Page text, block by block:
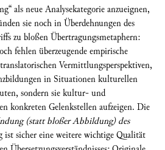
als neue Analysekategorie anzueignen,
sie noch in Überdehnungen des
zu bloßen Übertragungsmetaphern:
fehlen überzeugende empirische
Vermittlungsperspektiven,
in Situationen kulturellen
sondern sie kultur- und
konkreten Gelenkstellen aufzeigen. Die
(statt bloßer Abbildung) des
ist sicher eine weitere wichtige Qualität